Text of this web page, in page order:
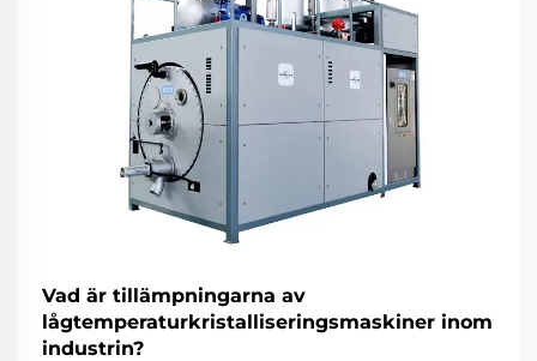
Vad är tillämpningarna av
lågtemperaturkristalliseringsmaskiner inom
industrin?